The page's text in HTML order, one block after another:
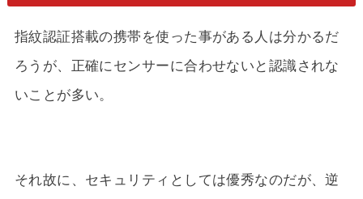
指紋認証搭載の携帯を使った事がある人は分かるだ
ろうが、正確にセンサーに合わせないと認識されな
いことが多い。
それ故に、セキュリティとしては優秀なのだが、逆